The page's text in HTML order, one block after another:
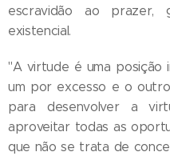
escravidão ao prazer,
existencial.
"A virtude é uma posição
um por excesso e o
para desenvolver a
aproveitar todas as
que não se trata de